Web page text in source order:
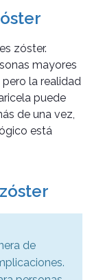
zóster.
mayores
la realidad
puede
de una vez,
está
de